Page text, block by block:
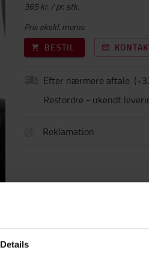
Details
365 kr. / pr. stk.
Pris ekskl. moms
BESTIL
Efter nærmere aftale. (+
Restordre - ukendt
Reklamation